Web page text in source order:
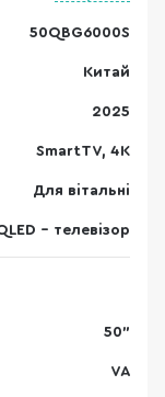
50QBG6000S
Китай
2025
SmartTV, 4K
Для вітальні
- телевізор
50"
VA